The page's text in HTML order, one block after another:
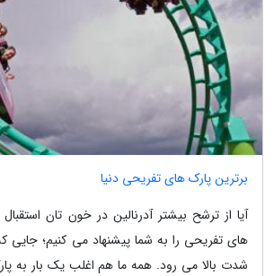
برترین پارک های تفریحی دنیا
آیا از ترشح بیشتر آدرنالین در خون تان
های تفریحی را به شما پیشنهاد می کنیم؛ جایی
شدت بالا می رود. همه ما هم اغلب یک بار به